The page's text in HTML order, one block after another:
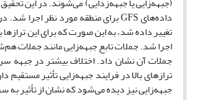
اجرا شد. جملات تابع جبهه‌زایی مانند جملات
جملات آن نشان داد. اختلاف بیشتر در جبهه
ترازهای بالا در فرایند جبهه‌زایی تأثیر
جبهه‌زایی نیز دیده می‌شود که نشان از تأثیر به